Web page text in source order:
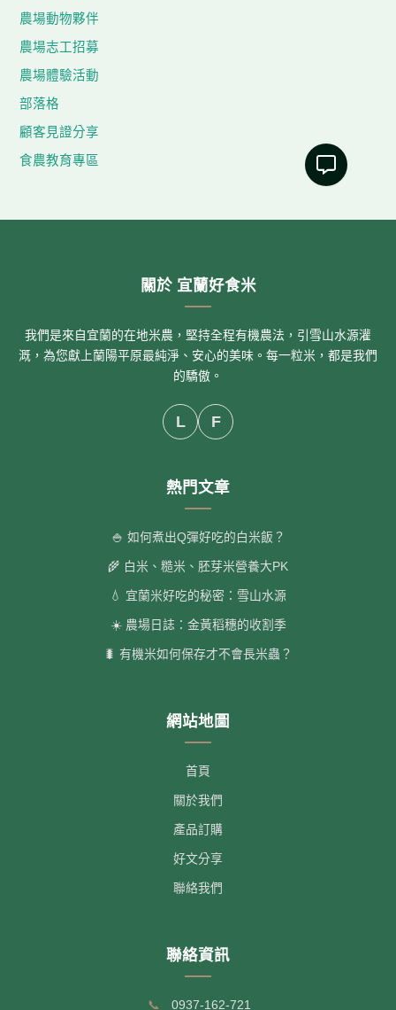
農場動物夥伴
農場志工招募
農場體驗活動
部落格
顧客見證分享
食農教育專區
關於 宜蘭好食米
我們是來自宜蘭的在地米農，堅持全程有機農法，引雪山水源灌
溉，為您獻上蘭陽平原最純淨、安心的美味。每一粒米，都是我們
的驕傲。
L F
熱門文章
🍚 如何煮出Q彈好吃的白米飯？
🌾 白米、糙米、胚芽米營養大PK
💧 宜蘭米好吃的秘密：雪山水源
☀️ 農場日誌：金黃稻穗的收割季
🐛 有機米如何保存才不會長米蟲？
網站地圖
首頁
關於我們
產品訂購
好文分享
聯絡我們
聯絡資訊
📞 0937-162-721